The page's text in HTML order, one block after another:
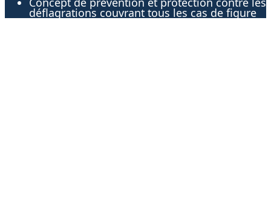
déflagrations couvrant tous les cas de figure